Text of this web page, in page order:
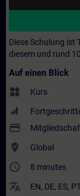
Diese Schulung ist
diesem und rund
Auf einen Blick
widgets Kurs
payment
where_to_vote Global
access_time 8 minutes
translate EN, DE, ES,